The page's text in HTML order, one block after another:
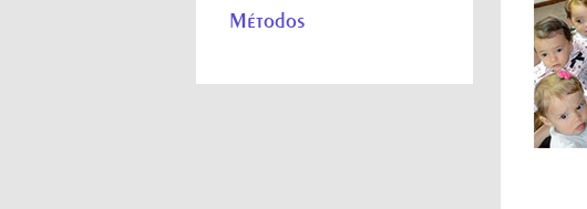
Métodos